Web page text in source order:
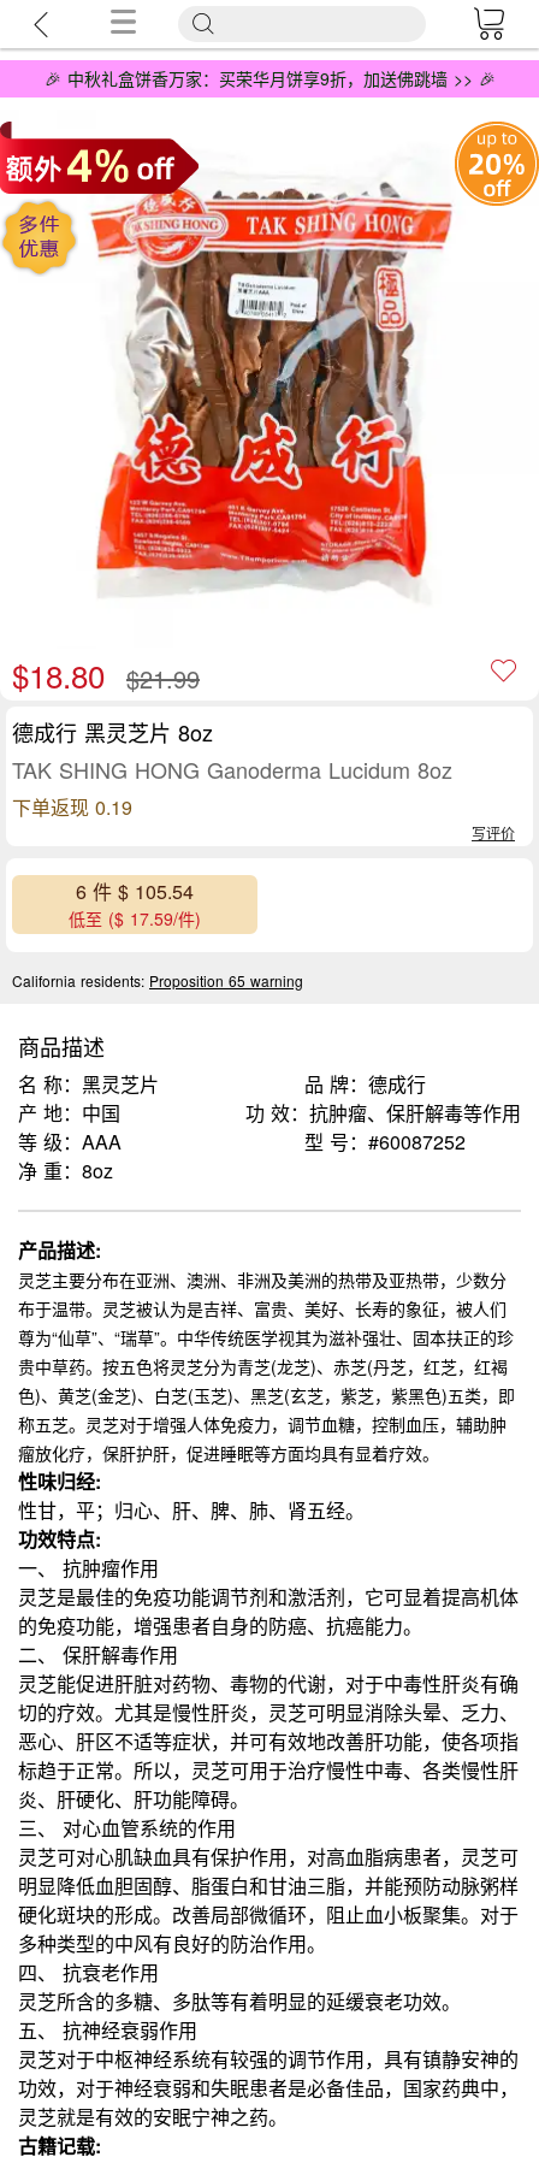
🎉 中秋礼盒饼香万家：买荣华月饼享9折，加送佛跳墙 >> 🎉
$18.80 $21.99
德成行 黑灵芝片 8oz
TAK SHING HONG Ganoderma Lucidum 8oz
下单返现 0.19
写评价
6 件 $ 105.54
低至 ($ 17.59/件)
California residents: Proposition 65 warning
商品描述
名 称：黑灵芝片
品 牌：德成行
产 地：中国
功 效：抗肿瘤、保肝解毒等作用
等 级：AAA
型 号：#60087252
净 重：8oz
产品描述:
灵芝主要分布在亚洲、澳洲、非洲及美洲的热带及亚热带，少数分
布于温带。灵芝被认为是吉祥、富贵、美好、长寿的象征，被人们
尊为“仙草”、“瑞草”。中华传统医学视其为滋补强壮、固本扶正的珍
贵中草药。按五色将灵芝分为青芝(龙芝)、赤芝(丹芝，红芝，红褐
色)、黄芝(金芝)、白芝(玉芝)、黑芝(玄芝，紫芝，紫黑色)五类，即
称五芝。灵芝对于增强人体免疫力，调节血糖，控制血压，辅助肿
瘤放化疗，保肝护肝，促进睡眠等方面均具有显着疗效。
性味归经:
性甘，平；归心、肝、脾、肺、肾五经。
功效特点:
一、 抗肿瘤作用
灵芝是最佳的免疫功能调节剂和激活剂，它可显着提高机体
的免疫功能，增强患者自身的防癌、抗癌能力。
二、 保肝解毒作用
灵芝能促进肝脏对药物、毒物的代谢，对于中毒性肝炎有确
切的疗效。尤其是慢性肝炎，灵芝可明显消除头晕、乏力、
恶心、肝区不适等症状，并可有效地改善肝功能，使各项指
标趋于正常。所以，灵芝可用于治疗慢性中毒、各类慢性肝
炎、肝硬化、肝功能障碍。
三、 对心血管系统的作用
灵芝可对心肌缺血具有保护作用，对高血脂病患者，灵芝可
明显降低血胆固醇、脂蛋白和甘油三脂，并能预防动脉粥样
硬化斑块的形成。改善局部微循环，阻止血小板聚集。对于
多种类型的中风有良好的防治作用。
四、 抗衰老作用
灵芝所含的多糖、多肽等有着明显的延缓衰老功效。
五、 抗神经衰弱作用
灵芝对于中枢神经系统有较强的调节作用，具有镇静安神的
功效，对于神经衰弱和失眠患者是必备佳品，国家药典中，
灵芝就是有效的安眠宁神之药。
古籍记载: